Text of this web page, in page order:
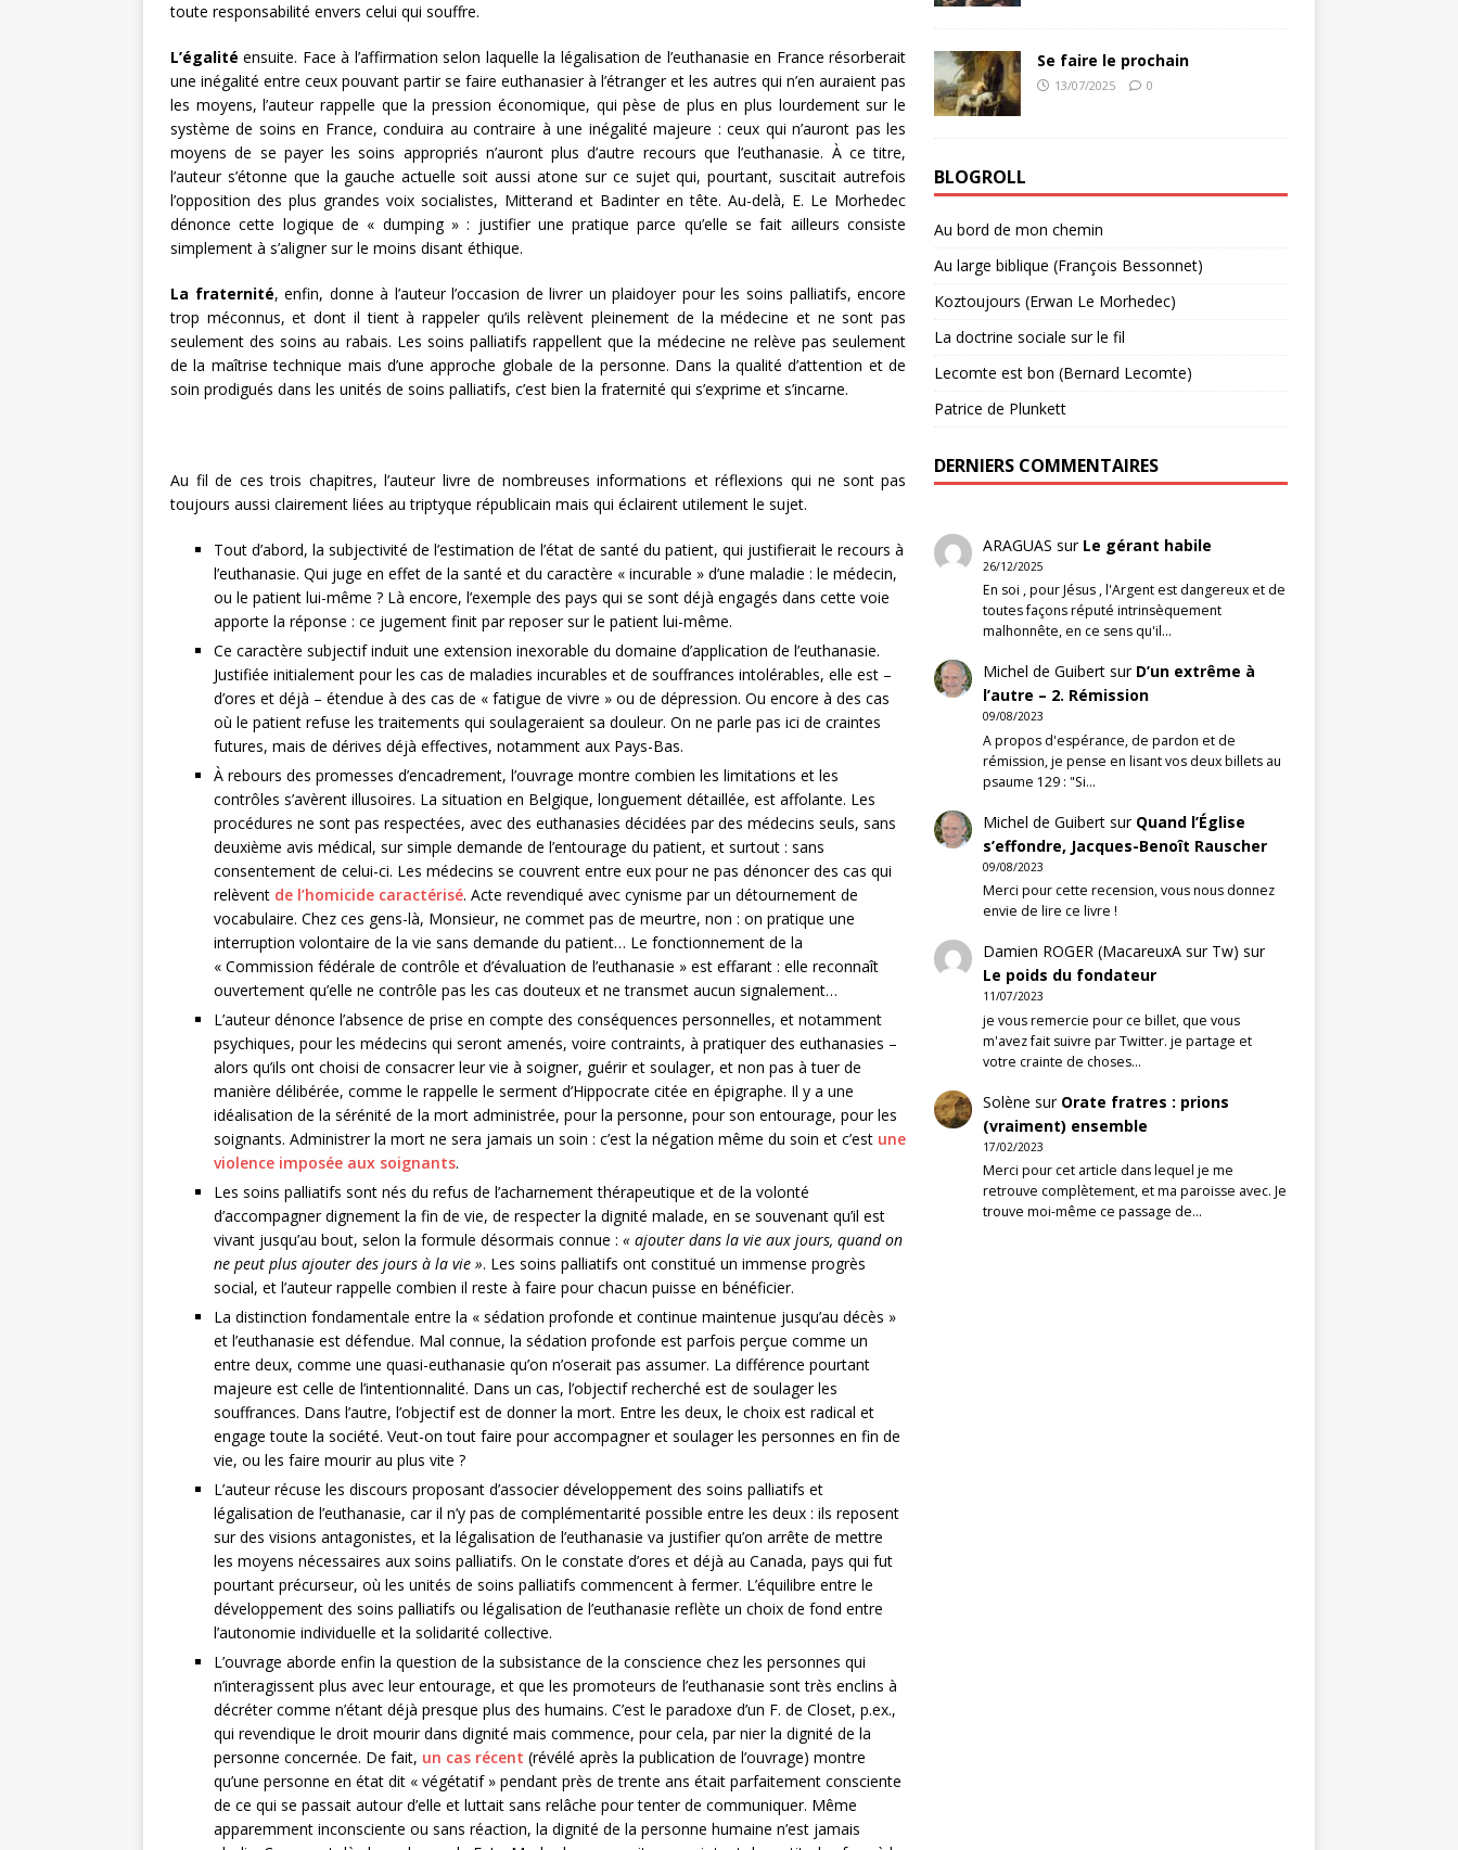
toute responsabilité envers celui qui souffre.
L’égalité ensuite. Face à l’affirmation selon laquelle la légalisation de l’euthanasie en France résorberait
une inégalité entre ceux pouvant partir se faire euthanasier à l’étranger et les autres qui n’en auraient pas
les moyens, l’auteur rappelle que la pression économique, qui pèse de plus en plus lourdement sur le
système de soins en France, conduira au contraire à une inégalité majeure : ceux qui n’auront pas les
moyens de se payer les soins appropriés n’auront plus d’autre recours que l’euthanasie. À ce titre,
l’auteur s’étonne que la gauche actuelle soit aussi atone sur ce sujet qui, pourtant, suscitait autrefois
l’opposition des plus grandes voix socialistes, Mitterand et Badinter en tête. Au-delà, E. Le Morhedec
dénonce cette logique de « dumping » : justifier une pratique parce qu’elle se fait ailleurs consiste
simplement à s’aligner sur le moins disant éthique.
La fraternité, enfin, donne à l’auteur l’occasion de livrer un plaidoyer pour les soins palliatifs, encore
trop méconnus, et dont il tient à rappeler qu’ils relèvent pleinement de la médecine et ne sont pas
seulement des soins au rabais. Les soins palliatifs rappellent que la médecine ne relève pas seulement
de la maîtrise technique mais d’une approche globale de la personne. Dans la qualité d’attention et de
soin prodigués dans les unités de soins palliatifs, c’est bien la fraternité qui s’exprime et s’incarne.
Au fil de ces trois chapitres, l’auteur livre de nombreuses informations et réflexions qui ne sont pas
toujours aussi clairement liées au triptyque républicain mais qui éclairent utilement le sujet.
Tout d’abord, la subjectivité de l’estimation de l’état de santé du patient, qui justifierait le recours à
l’euthanasie. Qui juge en effet de la santé et du caractère « incurable » d’une maladie : le médecin,
ou le patient lui-même ? Là encore, l’exemple des pays qui se sont déjà engagés dans cette voie
apporte la réponse : ce jugement finit par reposer sur le patient lui-même.
Ce caractère subjectif induit une extension inexorable du domaine d’application de l’euthanasie.
Justifiée initialement pour les cas de maladies incurables et de souffrances intolérables, elle est –
d’ores et déjà – étendue à des cas de « fatigue de vivre » ou de dépression. Ou encore à des cas
où le patient refuse les traitements qui soulageraient sa douleur. On ne parle pas ici de craintes
futures, mais de dérives déjà effectives, notamment aux Pays-Bas.
À rebours des promesses d’encadrement, l’ouvrage montre combien les limitations et les
contrôles s’avèrent illusoires. La situation en Belgique, longuement détaillée, est affolante. Les
procédures ne sont pas respectées, avec des euthanasies décidées par des médecins seuls, sans
deuxième avis médical, sur simple demande de l’entourage du patient, et surtout : sans
consentement de celui-ci. Les médecins se couvrent entre eux pour ne pas dénoncer des cas qui
relèvent de l’homicide caractérisé. Acte revendiqué avec cynisme par un détournement de
vocabulaire. Chez ces gens-là, Monsieur, ne commet pas de meurtre, non : on pratique une
interruption volontaire de la vie sans demande du patient… Le fonctionnement de la
« Commission fédérale de contrôle et d’évaluation de l’euthanasie » est effarant : elle reconnaît
ouvertement qu’elle ne contrôle pas les cas douteux et ne transmet aucun signalement…
L’auteur dénonce l’absence de prise en compte des conséquences personnelles, et notamment
psychiques, pour les médecins qui seront amenés, voire contraints, à pratiquer des euthanasies –
alors qu’ils ont choisi de consacrer leur vie à soigner, guérir et soulager, et non pas à tuer de
manière délibérée, comme le rappelle le serment d’Hippocrate citée en épigraphe. Il y a une
idéalisation de la sérénité de la mort administrée, pour la personne, pour son entourage, pour les
soignants. Administrer la mort ne sera jamais un soin : c’est la négation même du soin et c’est une
violence imposée aux soignants.
Les soins palliatifs sont nés du refus de l’acharnement thérapeutique et de la volonté
d’accompagner dignement la fin de vie, de respecter la dignité malade, en se souvenant qu’il est
vivant jusqu’au bout, selon la formule désormais connue : « ajouter dans la vie aux jours, quand on
ne peut plus ajouter des jours à la vie ». Les soins palliatifs ont constitué un immense progrès
social, et l’auteur rappelle combien il reste à faire pour chacun puisse en bénéficier.
La distinction fondamentale entre la « sédation profonde et continue maintenue jusqu’au décès »
et l’euthanasie est défendue. Mal connue, la sédation profonde est parfois perçue comme un
entre deux, comme une quasi-euthanasie qu’on n’oserait pas assumer. La différence pourtant
majeure est celle de l’intentionnalité. Dans un cas, l’objectif recherché est de soulager les
souffrances. Dans l’autre, l’objectif est de donner la mort. Entre les deux, le choix est radical et
engage toute la société. Veut-on tout faire pour accompagner et soulager les personnes en fin de
vie, ou les faire mourir au plus vite ?
L’auteur récuse les discours proposant d’associer développement des soins palliatifs et
légalisation de l’euthanasie, car il n’y pas de complémentarité possible entre les deux : ils reposent
sur des visions antagonistes, et la légalisation de l’euthanasie va justifier qu’on arrête de mettre
les moyens nécessaires aux soins palliatifs. On le constate d’ores et déjà au Canada, pays qui fut
pourtant précurseur, où les unités de soins palliatifs commencent à fermer. L’équilibre entre le
développement des soins palliatifs ou légalisation de l’euthanasie reflète un choix de fond entre
l’autonomie individuelle et la solidarité collective.
L’ouvrage aborde enfin la question de la subsistance de la conscience chez les personnes qui
n’interagissent plus avec leur entourage, et que les promoteurs de l’euthanasie sont très enclins à
décréter comme n’étant déjà presque plus des humains. C’est le paradoxe d’un F. de Closet, p.ex.,
qui revendique le droit mourir dans dignité mais commence, pour cela, par nier la dignité de la
personne concernée. De fait, un cas récent (révélé après la publication de l’ouvrage) montre
qu’une personne en état dit « végétatif » pendant près de trente ans était parfaitement consciente
de ce qui se passait autour d’elle et luttait sans relâche pour tenter de communiquer. Même
apparemment inconsciente ou sans réaction, la dignité de la personne humaine n’est jamais
Se faire le prochain
13/07/2025 0
BLOGROLL
Au bord de mon chemin
Au large biblique (François Bessonnet)
Koztoujours (Erwan Le Morhedec)
La doctrine sociale sur le fil
Lecomte est bon (Bernard Lecomte)
Patrice de Plunkett
DERNIERS COMMENTAIRES
ARAGUAS sur Le gérant habile
26/12/2025
En soi , pour Jésus , l'Argent est dangereux et de
toutes façons réputé intrinsèquement
malhonnête, en ce sens qu'il…
Michel de Guibert sur D’un extrême à
l’autre – 2. Rémission
09/08/2023
A propos d'espérance, de pardon et de
rémission, je pense en lisant vos deux billets au
psaume 129 : "Si…
Michel de Guibert sur Quand l’Église
s’effondre, Jacques-Benoît Rauscher
09/08/2023
Merci pour cette recension, vous nous donnez
envie de lire ce livre !
Damien ROGER (MacareuxA sur Tw) sur
Le poids du fondateur
11/07/2023
je vous remercie pour ce billet, que vous
m'avez fait suivre par Twitter. je partage et
votre crainte de choses…
Solène sur Orate fratres : prions
(vraiment) ensemble
17/02/2023
Merci pour cet article dans lequel je me
retrouve complètement, et ma paroisse avec. Je
trouve moi-même ce passage de…